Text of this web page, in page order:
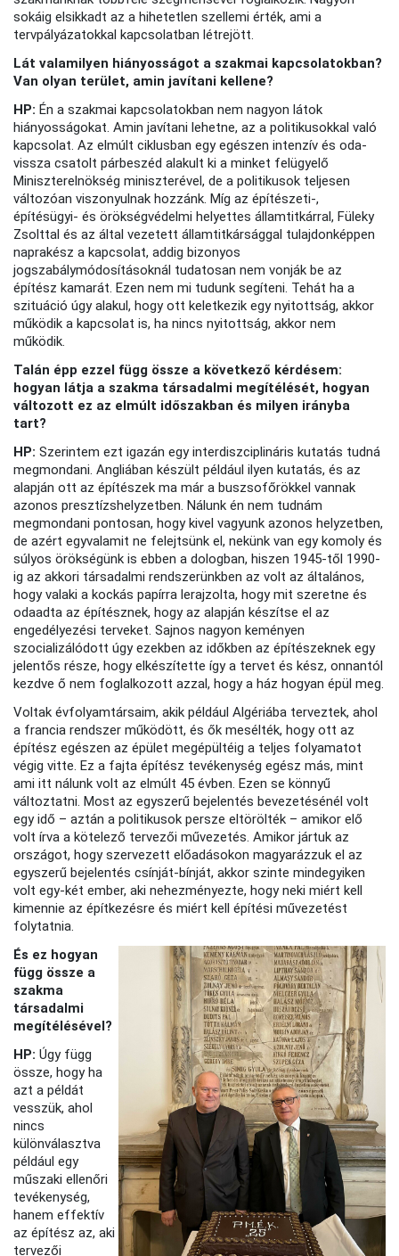
sokáig elsikkadt az a hihetetlen szellemi érték, ami a
tervpályázatokkal kapcsolatban létrejött.
Lát valamilyen hiányosságot a szakmai kapcsolatokban?
Van olyan terület, amin javítani kellene?
HP: Én a szakmai kapcsolatokban nem nagyon látok
hiányosságokat. Amin javítani lehetne, az a politikusokkal való
kapcsolat. Az elmúlt ciklusban egy egészen intenzív és oda-
vissza csatolt párbeszéd alakult ki a minket felügyelő
Miniszterelnökség miniszterével, de a politikusok teljesen
változóan viszonyulnak hozzánk. Míg az építészeti-,
építésügyi- és örökségvédelmi helyettes államtitkárral, Füleky
Zsolttal és az által vezetett államtitkársággal tulajdonképpen
naprakész a kapcsolat, addig bizonyos
jogszabálymódosításoknál tudatosan nem vonják be az
építész kamarát. Ezen nem mi tudunk segíteni. Tehát ha a
szituáció úgy alakul, hogy ott keletkezik egy nyitottság, akkor
működik a kapcsolat is, ha nincs nyitottság, akkor nem
működik.
Talán épp ezzel függ össze a következő kérdésem:
hogyan látja a szakma társadalmi megítélését, hogyan
változott ez az elmúlt időszakban és milyen irányba
tart?
HP: Szerintem ezt igazán egy interdiszciplináris kutatás tudná
megmondani. Angliában készült például ilyen kutatás, és az
alapján ott az építészek ma már a buszsofőrökkel vannak
azonos presztízshelyzetben. Nálunk én nem tudnám
megmondani pontosan, hogy kivel vagyunk azonos helyzetben,
de azért egyvalamit ne felejtsünk el, nekünk van egy komoly és
súlyos örökségünk is ebben a dologban, hiszen 1945-től 1990-
ig az akkori társadalmi rendszerünkben az volt az általános,
hogy valaki a kockás papírra lerajzolta, hogy mit szeretne és
odaadta az építésznek, hogy az alapján készítse el az
engedélyezési terveket. Sajnos nagyon keményen
szocializálódott úgy ezekben az időkben az építészeknek egy
jelentős része, hogy elkészítette így a tervet és kész, onnantól
kezdve ő nem foglalkozott azzal, hogy a ház hogyan épül meg.
Voltak évfolyamtársaim, akik például Algériába terveztek, ahol
a francia rendszer működött, és ők mesélték, hogy ott az
építész egészen az épület megépültéig a teljes folyamatot
végig vitte. Ez a fajta építész tevékenység egész más, mint
ami itt nálunk volt az elmúlt 45 évben. Ezen se könnyű
változtatni. Most az egyszerű bejelentés bevezetésénél volt
egy idő – aztán a politikusok persze eltörölték – amikor elő
volt írva a kötelező tervezői művezetés. Amikor jártuk az
országot, hogy szervezett előadásokon magyarázzuk el az
egyszerű bejelentés csínját-bínját, akkor szinte mindegyiken
volt egy-két ember, aki nehezményezte, hogy neki miért kell
kimennie az építkezésre és miért kell építési művezetést
folytatnia.
És ez hogyan
függ össze a
szakma
társadalmi
megítélésével?
HP: Úgy függ
össze, hogy ha
azt a példát
vesszük, ahol
nincs
különválasztva
például egy
műszaki ellenőri
tevékenység,
hanem effektív
az építész az, aki
tervezői